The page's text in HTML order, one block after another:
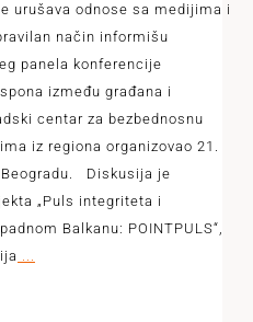
urušava odnose sa medijima i
način informišu
panela konferencije
između građana i
centar za bezbednosnu
iz regiona organizovao 21.
Diskusija je
„Puls integriteta i
Balkanu: POINTPULS“,
...